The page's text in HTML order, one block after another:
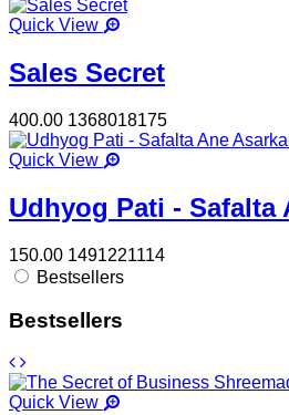
Quick View
Sales Secret
400.00 1368018175
Quick View
Udhyog Pati - Safalta
150.00 1491221114
Bestsellers
Bestsellers
Quick View